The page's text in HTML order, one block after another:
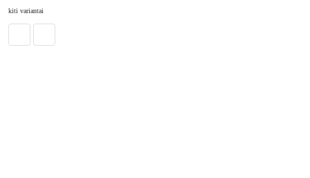
kiti variantai